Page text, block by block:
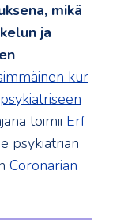
mikä
ja
kur
toimii Erf
psykiatrian
Coronarian